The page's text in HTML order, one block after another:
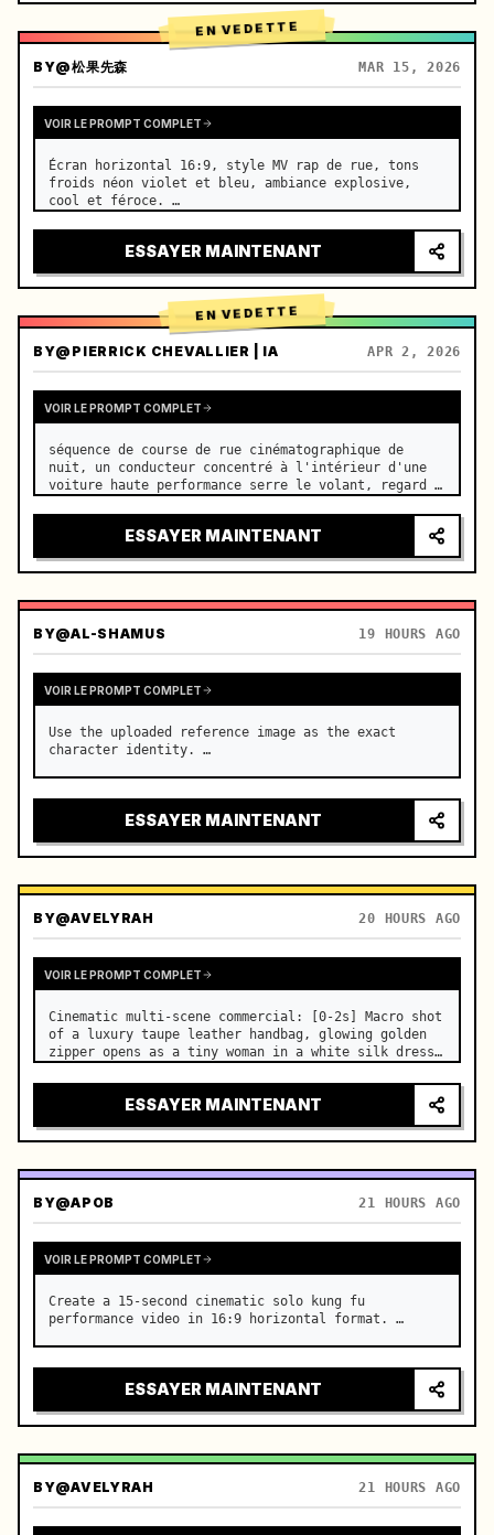
EN VEDETTE
BY@松果先森 MAR 15, 2026
VOIR LE PROMPT COMPLET
Écran horizontal 16:9, style MV rap de rue, tons
froids néon violet et bleu, ambiance explosive,
cool et féroce. …
ESSAYER MAINTENANT
EN VEDETTE
BY@PIERRICK CHEVALLIER | IA APR 2, 2026
VOIR LE PROMPT COMPLET
séquence de course de rue cinématographique de
nuit, un conducteur concentré à l'intérieur d'une
voiture haute performance serre le volant, regard
pare-brise, tension montant avant une accélération
ca…
ESSAYER MAINTENANT
BY@AL-SHAMUS 19 HOURS AGO
VOIR LE PROMPT COMPLET
Use the uploaded reference image as the exact
character identity. …
ESSAYER MAINTENANT
BY@AVELYRAH 20 HOURS AGO
VOIR LE PROMPT COMPLET
Cinematic multi-scene commercial: [0-2s] Macro shot
of a luxury taupe leather handbag, glowing golden
zipper opens as a tiny woman in a white silk dress
sparkles. …
ESSAYER MAINTENANT
BY@APOB 21 HOURS AGO
VOIR LE PROMPT COMPLET
Create a 15-second cinematic solo kung fu
performance video in 16:9 horizontal format. …
ESSAYER MAINTENANT
BY@AVELYRAH 21 HOURS AGO